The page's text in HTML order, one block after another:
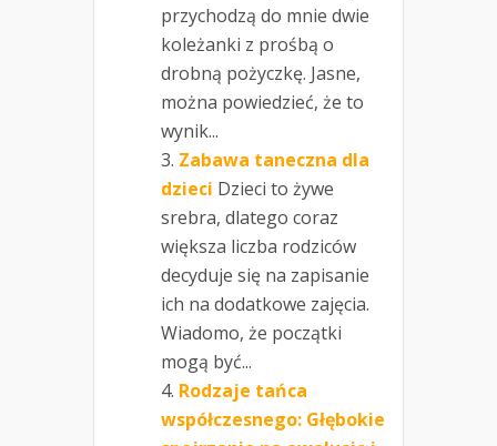
przychodzą do mnie dwie
koleżanki z prośbą o
drobną pożyczkę. Jasne,
można powiedzieć, że to
wynik...
Zabawa taneczna dla
dzieci Dzieci to żywe
srebra, dlatego coraz
większa liczba rodziców
decyduje się na zapisanie
ich na dodatkowe zajęcia.
Wiadomo, że początki
mogą być...
Rodzaje tańca
współczesnego: Głębokie